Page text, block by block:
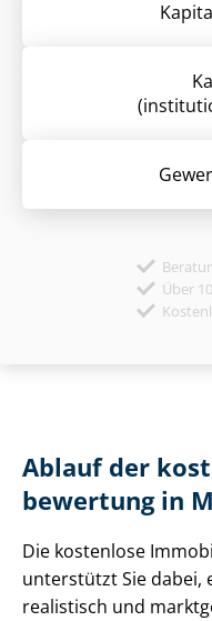
Über
Ablauf der
be­wer­tung in
Die kostenlose
unterstützt Sie dabei,
realistisch und